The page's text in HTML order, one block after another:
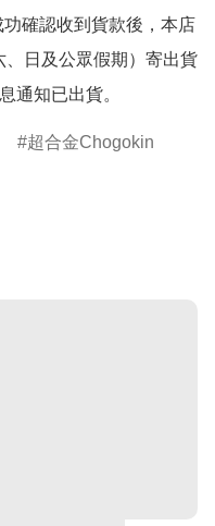
確認收到貨款後，本店
日及公眾假期）寄出貨
通知已出貨。
超合金Chogokin